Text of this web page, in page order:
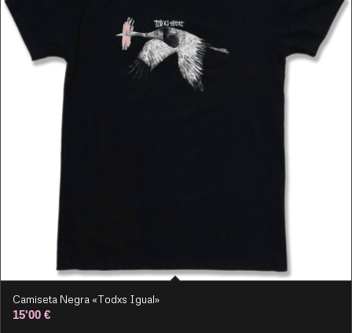
Camiseta Negra «Todxs Igual»
15'00 €